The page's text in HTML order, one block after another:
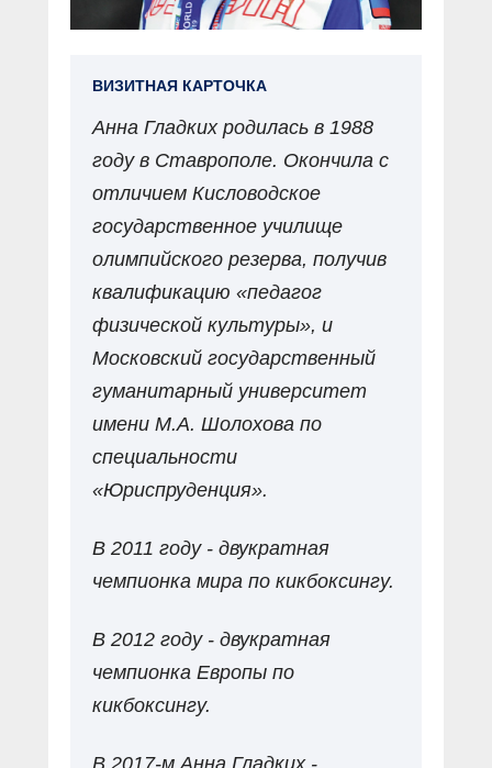
ВИЗИТНАЯ КАРТОЧКА
Анна Гладких родилась в 1988
году в Ставрополе. Окончила с
отличием Кисловодское
государственное училище
олимпийского резерва, получив
квалификацию «педагог
физической культуры», и
Московский государственный
гуманитарный университет
имени М.А. Шолохова по
специальности
«Юриспруденция».
В 2011 году - двукратная
чемпионка мира по кикбоксингу.
В 2012 году - двукратная
чемпионка Европы по
кикбоксингу.
В 2017-м Анна Гладких -